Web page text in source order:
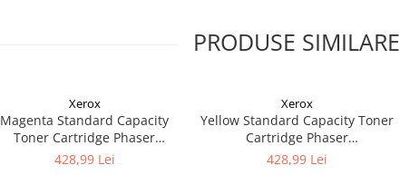
PRODUSE SIMILARE
Xerox
Magenta Standard Capacity
Toner Cartridge Phaser
6510/WorkCentre 6515
428,99 Lei
Xerox
Yellow Standard Capacity Toner
Cartridge Phaser
6510/WorkCentre 6515
428,99 Lei